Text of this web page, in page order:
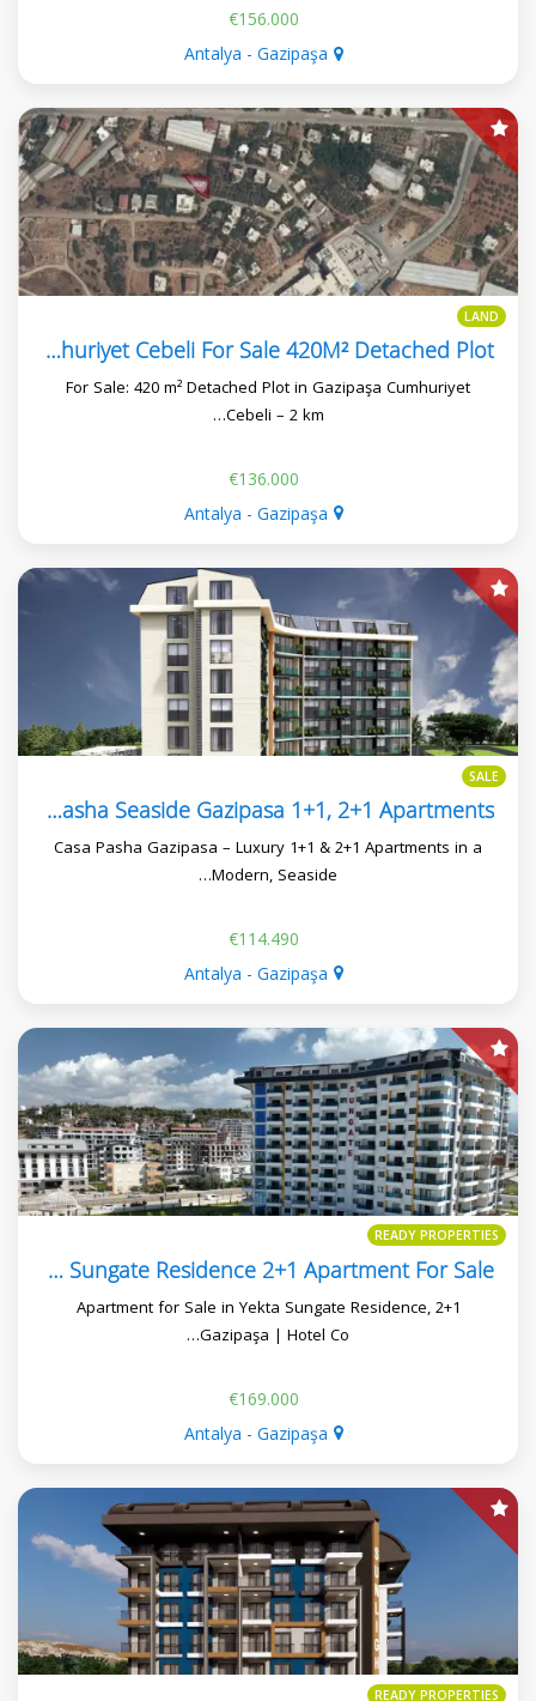
€156.000
Antalya - Gazipaşa
LAND
Gazipasa Cumhuriyet Cebeli For Sale 420M² Detached Plot
For Sale: 420 m² Detached Plot in Gazipaşa Cumhuriyet
Cebeli – 2 km…
€136.000
Antalya - Gazipaşa
SALE
Casa Pasha Seaside Gazipasa 1+1, 2+1 Apartments
Casa Pasha Gazipasa – Luxury 1+1 & 2+1 Apartments in a
Modern, Seaside…
€114.490
Antalya - Gazipaşa
READY PROPERTIES
Yekta Sungate Residence 2+1 Apartment For Sale
2+1 Apartment for Sale in Yekta Sungate Residence,
Gazipaşa | Hotel Co…
€169.000
Antalya - Gazipaşa
READY PROPERTIES